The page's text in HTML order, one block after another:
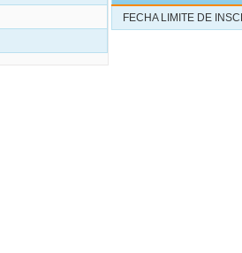
FECHA LIMITE DE